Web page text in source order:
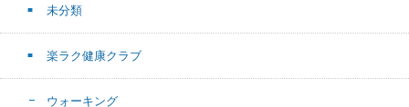
未分類
楽ラク健康クラブ
ウォーキング